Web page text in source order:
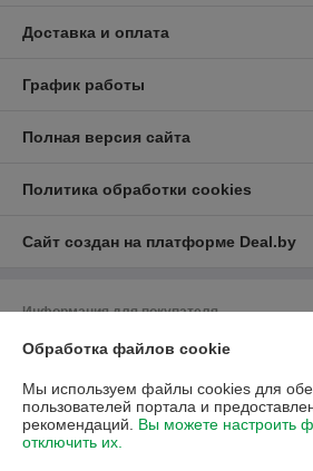
Доставка и оплата
График работы
Полная версия сайта
Политика обработки cookies
Сайт создан на платформе Deal.by
Информация для покупателя
Юридическое лицо:ЧУП "Либра"
Регистрационный номер ЕГР: 690033361
УНП: 690033361
Обработка файлов cookie
Мы используем файлы cookies для
пользователей портала и
рекомендаций. Вы можете настроить
отключить их.